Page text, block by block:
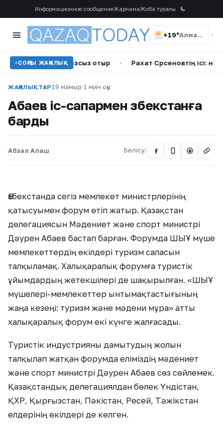
Информационное сообщениеЖарнамаЖоба туралы
+19° Алматы
СОҢҒЫ ЖАҢАЛЫҚ
бойы газсыз отыр • Рахат Сәрсеновтің ісі: неліктен
ЖАҢАЛЫҚТАР 19 мамыр·1 мин оқу
Абаев іс-сапармен Өзбекстанға
барды
Абзал Алаш Бөлісу: @
Өзбекстанда сегіз мемлекет министрлерінің
қатысуымен форум өтіп жатыр. Қазақстан
делегациясын Мәдениет және спорт министрі
Дәурен Абаев бастап барған. Форумда ШЫҰ мүше
мемлекеттердің өкілдері туризм саласын
талқыламақ. Халықаралық форумға туристік
ұйымдардың жетекшілері де шақырылған. «ШЫҰ
мүшелері-мемлекеттер ынтымақтастығының
жаңа кезеңі: туризм және мәдени мұра» атты
халықаралық форум екі күнге жалғасады.
Туристік индустрияны дамытудың жолын
талқылап жатқан форумда еліміздің мәдениет
және спорт министрі Дәурен Абаев сөз сөйлемек.
Қазақстандық делегациялдан бөлек Үндістан,
ҚХР, Қырғызстан, Пәкістан, Ресей, Тәжікстан
елдерінің өкілдері де келген.